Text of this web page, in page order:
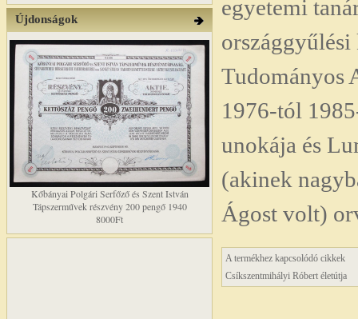
Újdonságok
Kőbányai Polgári Serfőző és Szent István
Tápszerművek részvény 200 pengő 1940
8000Ft
egyetemi
Tudományos
1976-tól
unokája és
(akinek
Ágost volt)
A termékhez kapcsolódó cikkek
Csíkszentmihályi Róbert életútja